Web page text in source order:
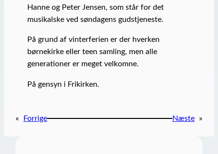
Hanne og Peter Jensen, som står for det
musikalske ved søndagens gudstjeneste.
På grund af vinterferien er der hverken
børnekirke eller teen samling, men alle
generationer er meget velkomne.
På gensyn i Frikirken.
« Forrige Næste »